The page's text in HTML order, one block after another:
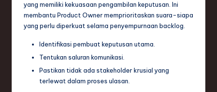
yang memiliki kekuasaan pengambilan keputusan. Ini
membantu Product Owner memprioritaskan suara-siapa
yang perlu diperkuat selama penyempurnaan backlog.
Identifikasi pembuat keputusan utama.
Tentukan saluran komunikasi.
Pastikan tidak ada stakeholder krusial yang
terlewat dalam proses ulasan.